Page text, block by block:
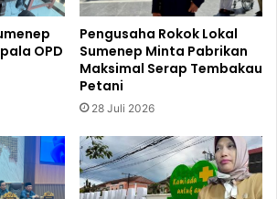
OPD
Pengusaha Rokok Lokal
Sumenep Minta Pabrikan
Maksimal Serap Tembakau
Petani
28 Juli 2026